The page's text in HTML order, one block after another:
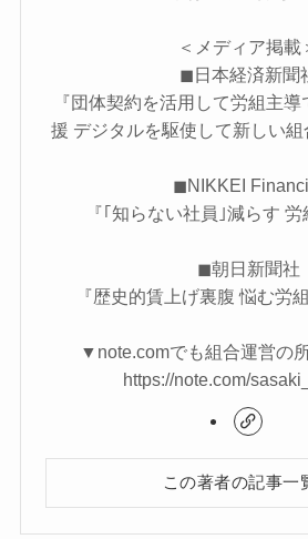
＜メディア掲載
◼︎日本経済新聞
『​​​​団体契約を活用して労組主
援 デジタルを駆使して新しい組
◼︎NIKKEI
『｢知らない社員｣減らす 労
◼︎朝日新聞社
『歴史的賃上げ裏腹 悩む労
▼note.comでも組合運営の
https://note.com/
この著者の記事一